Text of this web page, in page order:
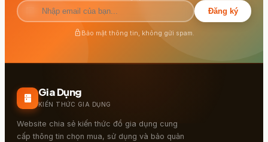
Đăng ký
lock Bảo mật thông tin, không gửi spam.
kitchen Gia Dụng
KIẾN THỨC GIA DỤNG
Website chia sẻ kiến thức đồ gia dụng cung
cấp thông tin chọn mua, sử dụng và bảo quản